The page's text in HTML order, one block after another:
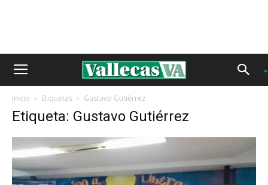
Inicio Etiquetas Gustavo Gutiérrez
Etiqueta: Gustavo Gutiérrez